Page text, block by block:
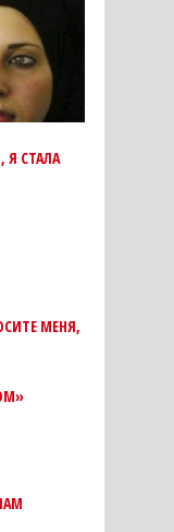
Я СТАЛА
МЕНЯ,